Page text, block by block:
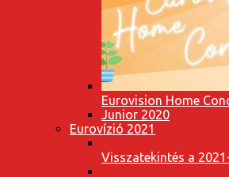
Eurovision Home
Junior 2020
Eurovízió 2021
Visszatekintés a